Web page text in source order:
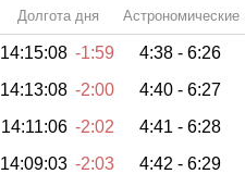
Долгота дня Астрономические
14:15:08 -1:59 4:38 - 6:26
14:13:08 -2:00 4:40 - 6:27
14:11:06 -2:02 4:41 - 6:28
14:09:03 -2:03 4:42 - 6:29